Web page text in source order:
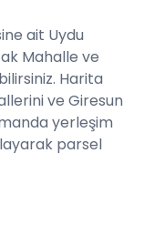
ait Uydu
Mahalle ve
Harita
ve Giresun
yerleşim
parsel